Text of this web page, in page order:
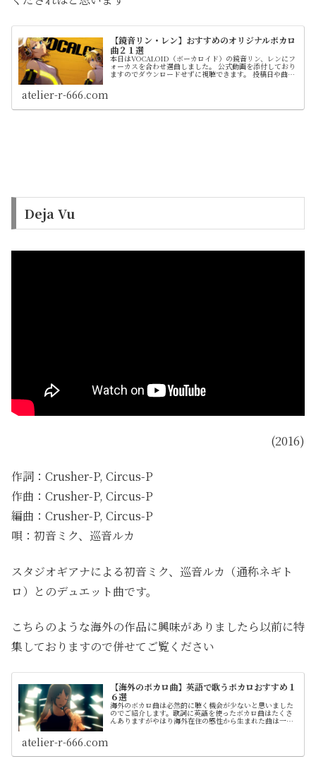
【鏡音リン・レン】おすすめのオリジナルボカロ
曲２１選
本日はVOCALOID（ボーカロイド）の鏡音リン、レンにフ
ォーカスを合わせ選曲しました。 公式動画を添付しており
ますのでダウンロードせずに視聴できます。 投稿日や曲情
atelier-r-666.com
Deja Vu
(2016)
作詞：Crusher-P, Circus-P
作曲：Crusher-P, Circus-P
編曲：Crusher-P, Circus-P
唄：初音ミク、巡音ルカ
スタジオギアナによる初音ミク、巡音ルカ（通称ネギト
ロ）とのデュエット曲です。
こちらのような海外の作品に興味がありましたら以前に特
集しておりますので併せてご覧ください
【海外のボカロ曲】英語で歌うボカロおすすめ１
６選
海外のボカロ曲は必然的に聴く機会が少ないと思いました
のでご紹介します。歌詞に英語を使ったボカロ曲はたくさ
んありますがやはり海外在住の感性から生まれた曲は一味
atelier-r-666.com